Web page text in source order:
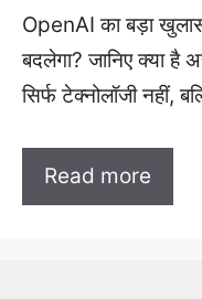
OpenAI का बड़ा
बदलेगा? जानिए क्या है
सिर्फ टेक्नोलॉजी नहीं,
Read more